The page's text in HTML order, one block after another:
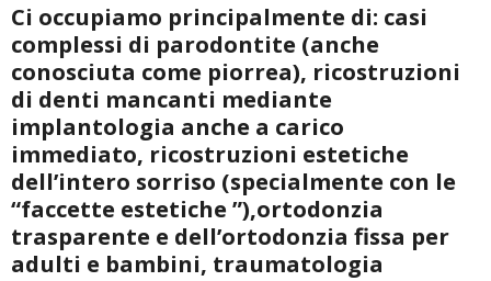
Ci occupiamo principalmente di: casi
complessi di parodontite (anche
conosciuta come piorrea), ricostruzioni
di denti mancanti mediante
implantologia anche a carico
immediato, ricostruzioni estetiche
dell’intero sorriso (specialmente con le
“faccette estetiche ”),ortodonzia
trasparente e dell’ortodonzia fissa per
adulti e bambini, traumatologia